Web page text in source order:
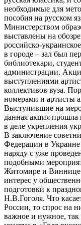
необходимые для
пособия на русском
Министерством
выставлены на
российско-
в городе – зал был
библиотекари,
администрации.
выступлениями
коллективов вуза.
номерами и артисты
Выступившие на
данная акция прошла
в деле укрепления
В заключение
Федерации в
наряду с уже
подобными
Житомире и
интерес у
подготовки к
Н.В.Гоголя. Что
России, то спрос на
важное и нужное, так